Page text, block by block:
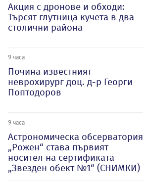
Акция с дронове и обходи:
Търсят глутница кучета в два
столични района
9 часа
Почина известният
неврохирург доц. д-р Георги
Поптодоров
9 часа
Астрономическа обсерватория
„Рожен“ става първият
носител на сертификата
„Звезден обект №1“ (СНИМКИ)